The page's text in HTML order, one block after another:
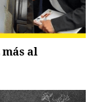
más al